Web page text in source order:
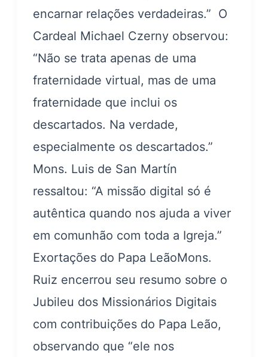
encarnar relações verdadeiras.” O
Cardeal Michael Czerny observou:
“Não se trata apenas de uma
fraternidade virtual, mas de uma
fraternidade que inclui os
descartados. Na verdade,
especialmente os descartados.”
Mons. Luis de San Martín
ressaltou: “A missão digital só é
autêntica quando nos ajuda a viver
em comunhão com toda a Igreja.”
Exortações do Papa LeãoMons.
Ruiz encerrou seu resumo sobre o
Jubileu dos Missionários Digitais
com contribuições do Papa Leão,
observando que “ele nos